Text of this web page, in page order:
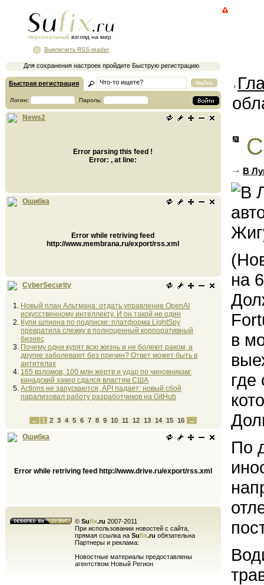
персональный взгляд на мир
Для сохранения настроек пройдите Быструю регистрацию
Выключить RSS-reader
Быстрая регистрация
Логин: Пароль:
News2
Error parsing this feed !
Error: , at line:
Ошибка
Error while retriving feed
http://www.membrana.ru/export/rss.xml
CyberSecurity
Новый план Альтмана: отдать управление OpenAI
искусственному интеллекту. И он такой не один
Купи шпиона по подписке: платформа LightSpy
превратила слежку в полноценный корпоративный
бизнес
Почему одни курят всю жизнь и не болеют раком, а
другие заболевают без причин? Ответ может быть в
антителах
165 взломов, 100 млн жертв и удар по чиновникам:
канадский хакер сдался властям США
Actions не запускаются, API падает: новый сбой
парализовал работу разработчиков на GitHub
← 1 2 3 4 5 6 7 8 9 10 11 12 13 14 15 16 →
Ошибка
Error while retriving feed http://www.drive.ru/export/rss.xml
© Sufix.ru 2007-2011
При использовании новостей с сайта,
прямая ссылка на Sufix.ru обязательна
Партнеры и реклама:
Новостные материалы предоставлены
агентством Новый Регион
В
на
в
По